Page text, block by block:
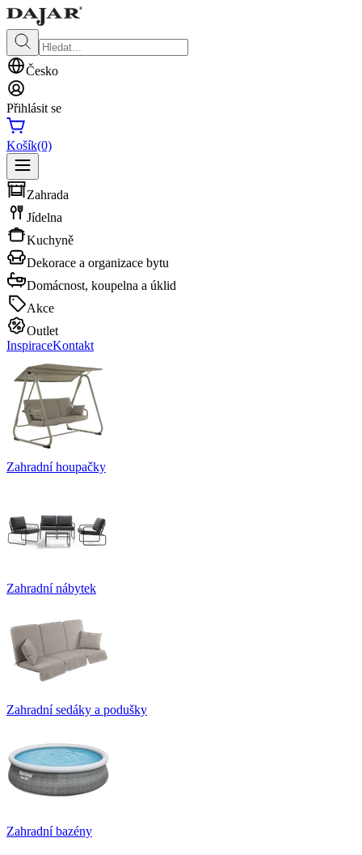
Česko
Přihlásit se
Košík(0)
Zahrada
Jídelna
Kuchyně
Dekorace a organizace bytu
Domácnost, koupelna a úklid
Akce
Outlet
InspiraceKontakt
Zahradní houpačky
Zahradní nábytek
Zahradní sedáky a podušky
Zahradní bazény